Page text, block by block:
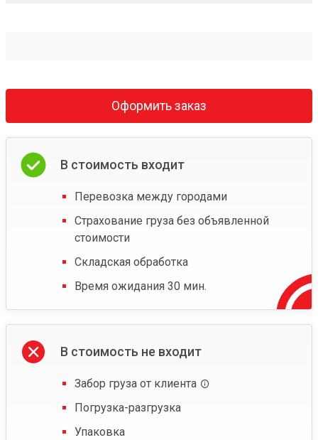
Оформить заказ
В стоимость входит
Перевозка между городами
Страхование груза без объявленной
стоимости
Складская обработка
Время ожидания 30 мин.
В стоимость не входит
Забор груза от клиента
Погрузка-разгрузка
Упаковка